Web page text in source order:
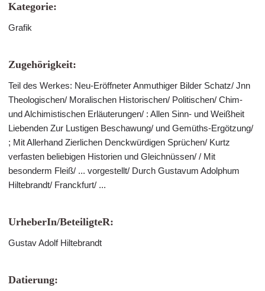
Kategorie:
Grafik
Zugehörigkeit:
Teil des Werkes: Neu-Eröffneter Anmuthiger Bilder Schatz/ Jnn
Theologischen/ Moralischen Historischen/ Politischen/ Chim-
und Alchimistischen Erläuterungen/ : Allen Sinn- und Weißheit
Liebenden Zur Lustigen Beschawung/ und Gemüths-Ergötzung/
; Mit Allerhand Zierlichen Denckwürdigen Sprüchen/ Kurtz
verfasten beliebigen Historien und Gleichnüssen/ / Mit
besonderm Fleiß/ ... vorgestellt/ Durch Gustavum Adolphum
Hiltebrandt/ Franckfurt/ ...
UrheberIn/BeteiligteR:
Gustav Adolf Hiltebrandt
Datierung: